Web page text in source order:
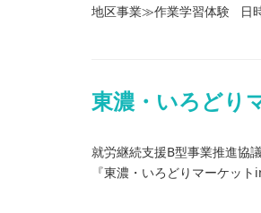
地区事業≫作業学習体験 日
東濃・いろどり
就労継続支援B型事業推進協
『東濃・いろどりマーケッ